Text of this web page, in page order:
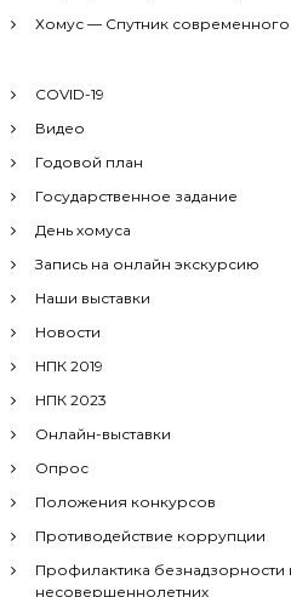
Хомус — Спутник современного
COVID-19
Видео
Годовой план
Государственное задание
День хомуса
Запись на онлайн экскурсию
Наши выставки
Новости
НПК 2019
НПК 2023
Онлайн-выставки
Опрос
Положения конкурсов
Противодействие коррупции
Профилактика
несовершеннолетних